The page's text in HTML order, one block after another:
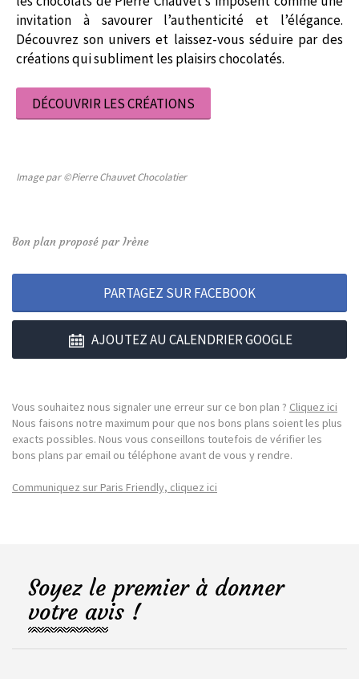
invitation à savourer l’authenticité et l’élégance.
Découvrez son univers et laissez-vous séduire par des
créations qui subliment les plaisirs chocolatés.
DÉCOUVRIR LES CRÉATIONS
Image par ©Pierre Chauvet Chocolatier
Bon plan proposé par Irène
PARTAGEZ SUR FACEBOOK
AJOUTEZ AU CALENDRIER GOOGLE
Vous souhaitez nous signaler une erreur sur ce bon plan ? Cliquez ici
Nous faisons notre maximum pour que nos bons plans soient les plus
exacts possibles. Nous vous conseillons toutefois de vérifier les
bons plans par email ou téléphone avant de vous y rendre.
Communiquez sur Paris Friendly, cliquez ici
Soyez le premier à donner
votre avis !